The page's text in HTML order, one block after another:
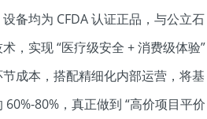
备均为 CFDA 认证正品，与公立石
，实现 “医疗级安全 + 消费级体验”
成本，搭配精细化内部运营，将基
80%，真正做到 “高价项目平价